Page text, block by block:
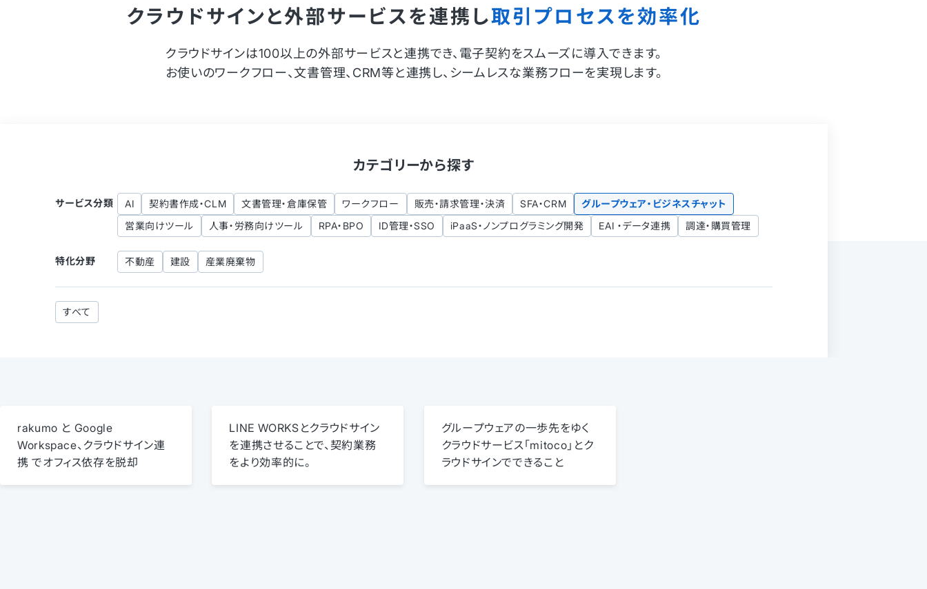
クラウドサインと外部サービスを連携し取引プロセスを効率化
クラウドサインは100以上の外部サービスと連携でき、電子契約をスムーズに導入できます。
お使いのワークフロー、文書管理、CRM等と連携し、シームレスな業務フローを実現します。
カテゴリーから探す
サービス分類 AI 契約書作成・CLM 文書管理・倉庫保管 ワークフロー 販売・請求管理・決済 SFA・CRM
グループウェア・ビジネスチャット
営業向けツール
人事・労務向けツール RPA・BPO ID管理・SSO iPaaS・ノンプログラミング開発 EAI ・データ連携 調達・購買管理
特化分野 不動産 建設 産業廃棄物
すべて
rakumo と Google
Workspace、クラウドサイン連
携 でオフィス依存を脱却
LINE WORKSとクラウドサイン
を連携させることで、契約業務
をより効率的に。
グループウェアの一歩先をゆく
クラウドサービス「mitoco」とク
ラウドサインでできること